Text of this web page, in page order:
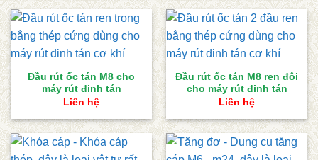
Đầu rút ốc tán M8 cho
máy rút đinh tán
Liên hệ
Đầu rút ốc tán M8 ren đôi
cho máy rút đinh tán
Liên hệ